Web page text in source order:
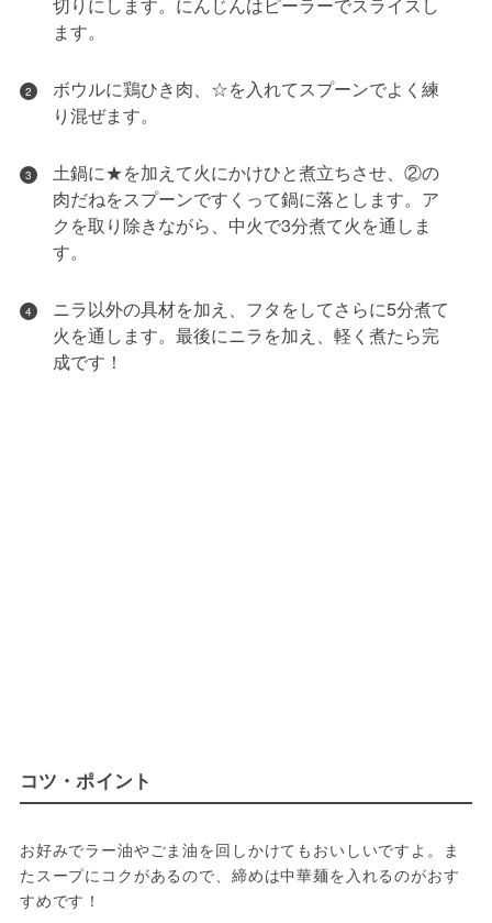
ます。
2
ボウルに鶏ひき肉、☆を入れてスプーンでよく練
り混ぜます。
3
土鍋に★を加えて火にかけひと煮立ちさせ、②の
肉だねをスプーンですくって鍋に落とします。ア
クを取り除きながら、中火で3分煮て火を通しま
す。
4
ニラ以外の具材を加え、フタをしてさらに5分煮て
火を通します。最後にニラを加え、軽く煮たら完
成です！
コツ・ポイント
お好みでラー油やごま油を回しかけてもおいしいですよ。ま
たスープにコクがあるので、締めは中華麺を入れるのがおす
すめです！